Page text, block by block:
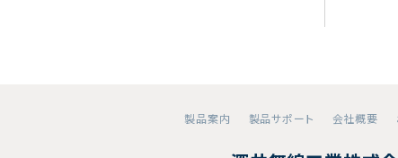
製品案内 製品サポート 会社概要